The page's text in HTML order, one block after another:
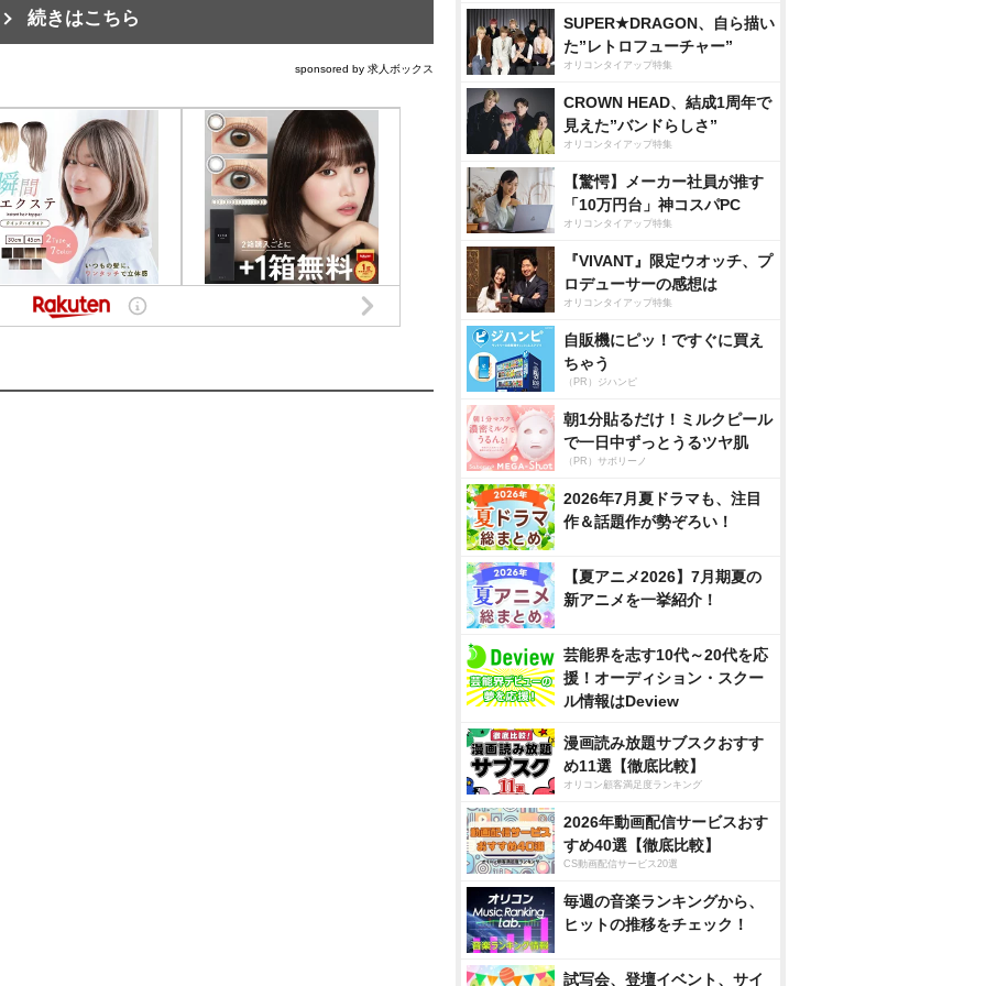
続きはこちら
sponsored by 求人ボックス
SUPER★DRAGON、自ら描い
た”レトロフューチャー”
オリコンタイアップ特集
CROWN HEAD、結成1周年で
見えた”バンドらしさ”
オリコンタイアップ特集
【驚愕】メーカー社員が推す
「10万円台」神コスパPC
オリコンタイアップ特集
『VIVANT』限定ウオッチ、プ
ロデューサーの感想は
オリコンタイアップ特集
自販機にピッ！ですぐに買え
ちゃう
（PR）ジハンピ
朝1分貼るだけ！ミルクピール
で一日中ずっとうるツヤ肌
（PR）サボリーノ
2026年7月夏ドラマも、注目
作＆話題作が勢ぞろい！
【夏アニメ2026】7月期夏の
新アニメを一挙紹介！
芸能界を志す10代～20代を応
援！オーディション・スクー
ル情報はDeview
漫画読み放題サブスクおすす
め11選【徹底比較】
オリコン顧客満足度ランキング
2026年動画配信サービスおす
すめ40選【徹底比較】
CS動画配信サービス20選
毎週の音楽ランキングから、
ヒットの推移をチェック！
試写会、登壇イベント、サイ